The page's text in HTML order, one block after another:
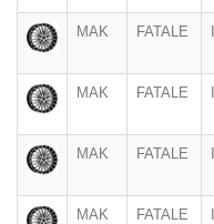
MAK FATALE
MAK FATALE
MAK FATALE
MAK FATALE